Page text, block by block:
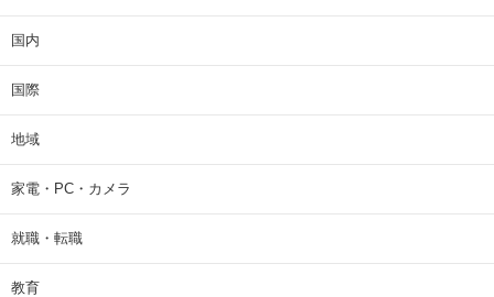
国内
国際
地域
家電・PC・カメラ
就職・転職
教育